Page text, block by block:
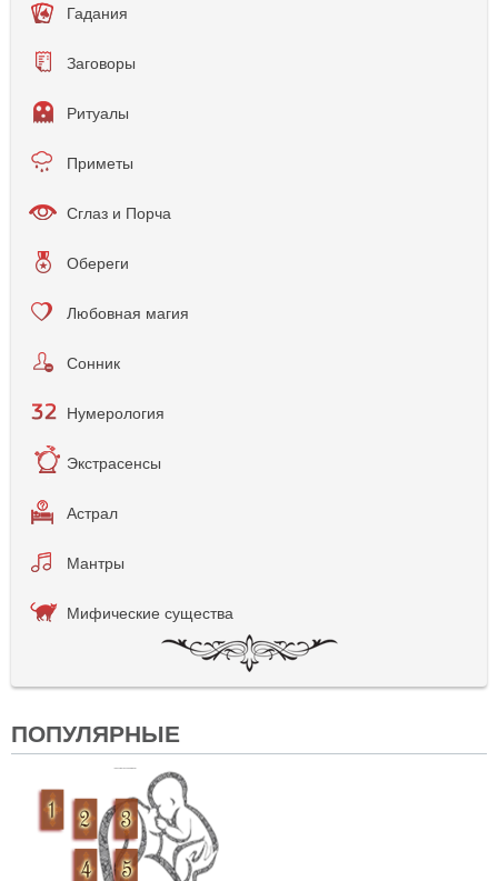
Гадания
Заговоры
Ритуалы
Приметы
Сглаз и Порча
Обереги
Любовная магия
Сонник
Нумерология
Экстрасенсы
Астрал
Мантры
Мифические существа
ПОПУЛЯРНЫЕ